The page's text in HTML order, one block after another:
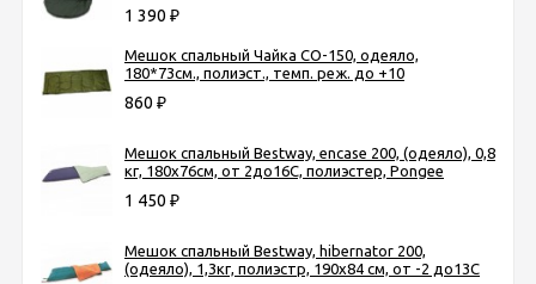
1 390 ₽
Мешок спальный Чайка СО-150, одеяло,
180*73см., полиэст., темп. реж. до +10
860 ₽
Мешок спальный Bestway, encase 200, (одеяло), 0,8
кг, 180х76см, от 2до16C, полиэстер, Pongee
1 450 ₽
Мешок спальный Bestway, hibernator 200,
(одеяло), 1,3кг, полиэстр, 190х84 см, от -2 до13С